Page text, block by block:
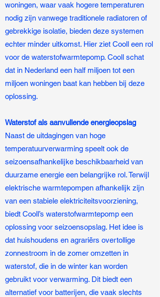
woningen, waar vaak hogere temperaturen
nodig zijn vanwege traditionele radiatoren of
gebrekkige isolatie, bieden deze systemen
echter minder uitkomst. Hier ziet Cooll een rol
voor de waterstofwarmtepomp. Cooll schat
dat in Nederland een half miljoen tot een
miljoen woningen baat kan hebben bij deze
oplossing.
Waterstof als aanvullende energieopslag
Naast de uitdagingen van hoge
temperatuurverwarming speelt ook de
seizoensafhankelijke beschikbaarheid van
duurzame energie een belangrijke rol. Terwijl
elektrische warmtepompen afhankelijk zijn
van een stabiele elektriciteitsvoorziening,
biedt Cooll’s waterstofwarmtepomp een
oplossing voor seizoensopslag. Het idee is
dat huishoudens en agrariërs overtollige
zonnestroom in de zomer omzetten in
waterstof, die in de winter kan worden
gebruikt voor verwarming. Dit biedt een
alternatief voor batterijen, die vaak slechts